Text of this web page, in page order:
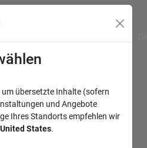
um übersetzte Inhalte (sofern
und Angebote
Ihres Standorts empfehlen wir
United States.